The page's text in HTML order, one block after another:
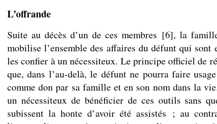
L’offrande
Suite au décès d’un de ces membres [6], la
mobilise l’ensemble des affaires du défunt qui sont
les confier à un nécessiteux. Le principe officiel de
que, dans l’au-delà, le défunt ne pourra faire
comme don par sa famille et en son nom dans la
un nécessiteux de bénéficier de ces outils sans
subissent la honte d’avoir été assistés ; au